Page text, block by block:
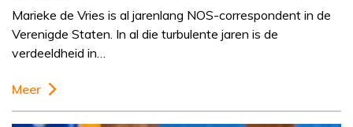
Marieke de Vries is al jarenlang NOS-correspondent in de
Verenigde Staten. In al die turbulente jaren is de
verdeeldheid in…
Meer